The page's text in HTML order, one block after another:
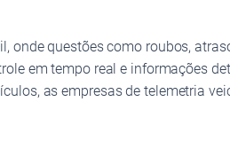
questões como roubos,
em tempo real e informações
as empresas de telemetria